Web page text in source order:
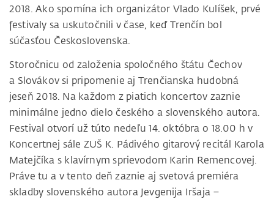
2018. Ako spomína ich organizátor Vlado Kulíšek, prvé
festivaly sa uskutočnili v čase, keď Trenčín bol
súčasťou Československa.
Storočnicu od založenia spoločného štátu Čechov
a Slovákov si pripomenie aj Trenčianska hudobná
jeseň 2018. Na každom z piatich koncertov zaznie
minimálne jedno dielo českého a slovenského autora.
Festival otvorí už túto nedeľu 14. októbra o 18.00 h v
Koncertnej sále ZUŠ K. Pádivého gitarový recitál Karola
Matejčíka s klavírnym sprievodom Karin Remencovej.
Práve tu a v tento deň zaznie aj svetová premiéra
skladby slovenského autora Jevgenija Iršaja –